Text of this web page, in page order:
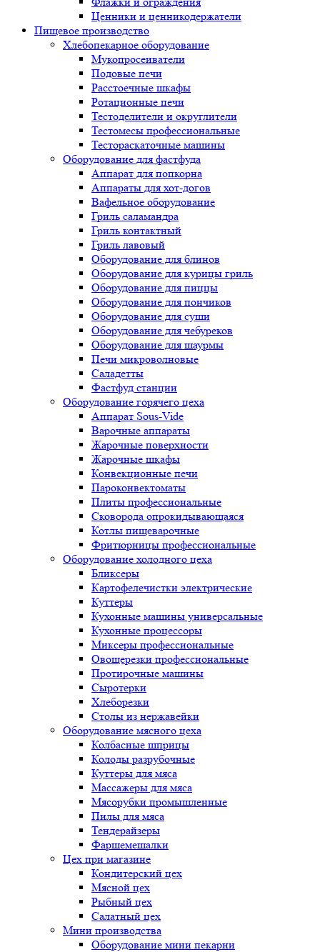
Ценники и ценникодержатели
Пищевое производство
Хлебопекарное оборудование
Мукопросеиватели
Подовые печи
Расстоечные шкафы
Ротационные печи
Тестоделители и округлители
Тестомесы профессиональные
Тестораскаточные машины
Оборудование для фастфуда
Аппарат для попкорна
Аппараты для хот-догов
Вафельное оборудование
Гриль саламандра
Гриль контактный
Гриль лавовый
Оборудование для блинов
Оборудование для курицы гриль
Оборудование для пиццы
Оборудование для пончиков
Оборудование для суши
Оборудование для чебуреков
Оборудование для шаурмы
Печи микроволновые
Саладетты
Фастфуд станции
Оборудование горячего цеха
Аппарат Sous-Vide
Варочные аппараты
Жарочные поверхности
Жарочные шкафы
Конвекционные печи
Пароконвектоматы
Плиты профессиональные
Сковорода опрокидывающаяся
Котлы пищеварочные
Фритюрницы профессиональные
Оборудование холодного цеха
Бликсеры
Картофелечистки электрические
Куттеры
Кухонные машины универсальные
Кухонные процессоры
Миксеры профессиональные
Овощерезки профессиональные
Протирочные машины
Сыротерки
Хлеборезки
Столы из нержавейки
Оборудование мясного цеха
Колбасные шприцы
Колоды разрубочные
Куттеры для мяса
Массажеры для мяса
Мясорубки промышленные
Пилы для мяса
Тендерайзеры
Фаршемешалки
Цех при магазине
Кондитерский цех
Мясной цех
Рыбный цех
Салатный цех
Мини производства
Оборудование мини пекарни